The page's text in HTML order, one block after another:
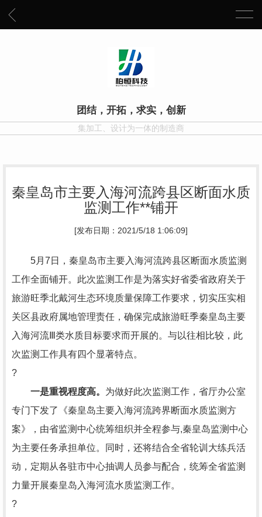
团结，开拓，求实，创新
集加工、设计为一体的制造商
秦皇岛市主要入海河流跨县区断面水质
监测工作**铺开
[发布日期：2021/5/18 1:06:09]
5月7日，秦皇岛市主要入海河流跨县区断面水质监测
工作全面铺开。此次监测工作是为落实好省委省政府关于
旅游旺季北戴河生态环境质量保障工作要求，切实压实相
关区县政府属地管理责任，确保完成旅游旺季秦皇岛主要
入海河流Ⅲ类水质目标要求而开展的。与以往相比较，此
次监测工作具有四个显著特点。
?
一是重视程度高。 为做好此次监测工作，省厅办公室
专门下发了《秦皇岛主要入海河流跨界断面水质监测方
案》，由省监测中心统筹组织并全程参与,秦皇岛监测中心
为主要任务承担单位。同时，还将结合全省轮训大练兵活
动，定期从各驻市中心抽调人员参与配合，统筹全省监测
力量开展秦皇岛入海河流水质监测工作。
?